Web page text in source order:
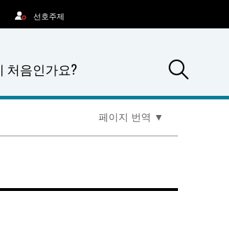
처음인가요?
선호주제
페이지 번역 ▼